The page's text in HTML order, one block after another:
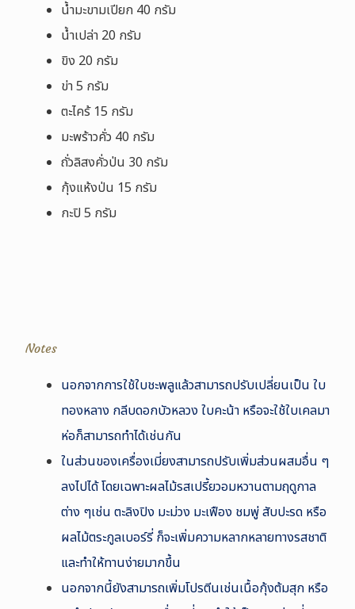
น้ำมะขามเปียก 40 กรัม
น้ำเปล่า 20 กรัม
ขิง 20 กรัม
ข่า 5 กรัม
ตะไคร้ 15 กรัม
มะพร้าวคั่ว 40 กรัม
ถั่วลิสงคั่วป่น 30 กรัม
กุ้งแห้งป่น 15 กรัม
กะปิ 5 กรัม
Notes
นอกจากการใช้ใบชะพลูแล้วสามารถปรับเปลี่ยนเป็น ใบ
ทองหลาง กลีบดอกบัวหลวง ใบคะน้า หรือจะใช้ใบเคลมา
ห่อก็สามารถทำได้เช่นกัน
ในส่วนของเครื่องเมี่ยงสามารถปรับเพิ่มส่วนผสมอื่น ๆ
ลงไปได้ โดยเฉพาะผลไม้รสเปรี้ยวอมหวานตามฤดูกาล
ต่าง ๆเช่น ตะลิงปิง มะม่วง มะเฟือง ชมพู่ สับปะรด หรือ
ผลไม้ตระกูลเบอร์รี่ ก็จะเพิ่มความหลากหลายทางรสชาติ
และทำให้ทานง่ายมากขึ้น
นอกจากนี้ยังสามารถเพิ่มโปรตีนเช่นเนื้อกุ้งต้มสุก หรือ